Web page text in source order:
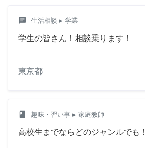
chat 生活相談 ▸ 学業
学生の皆さん！相談乗ります！
東京都
class 趣味・習い事 ▸ 家庭教師
高校生までならどのジャンルでも！